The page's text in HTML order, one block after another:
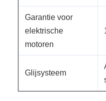
Garantie voor
elektrische
motoren
Glijsysteem